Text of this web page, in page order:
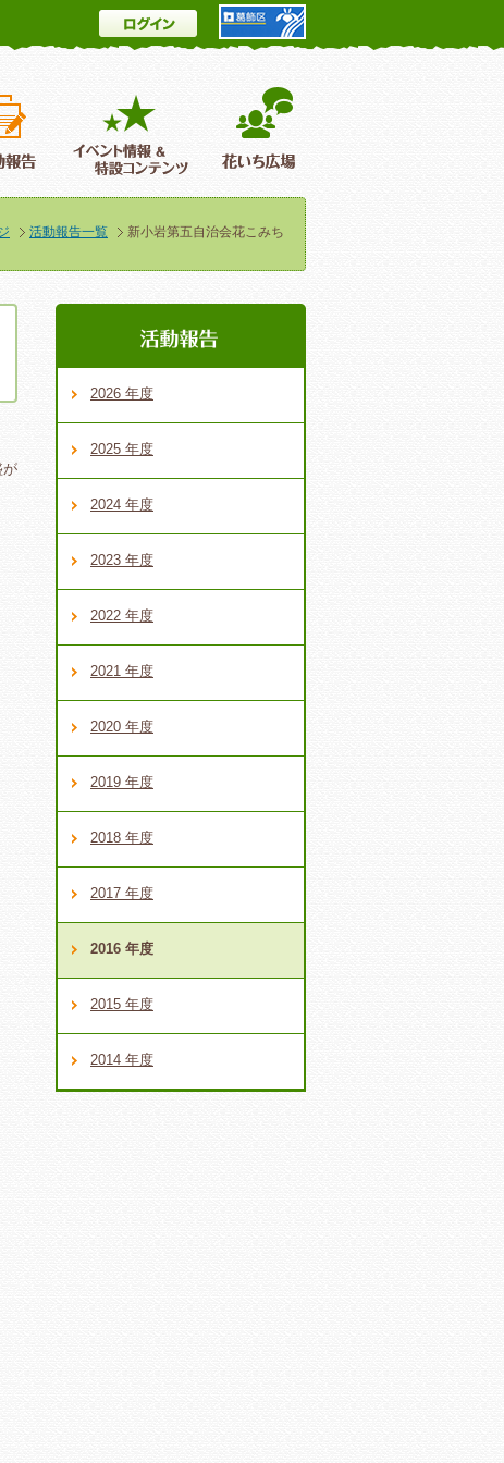
ログイン
は
花情報＆フォトギャラリー イベント情報 ＆特設コンテンツ
活動報告一覧 新小岩第五自治会花こみち
が
2026 年度
2025 年度
2024 年度
2023 年度
2022 年度
2021 年度
2020 年度
2019 年度
2018 年度
2017 年度
2016 年度
2015 年度
2014 年度